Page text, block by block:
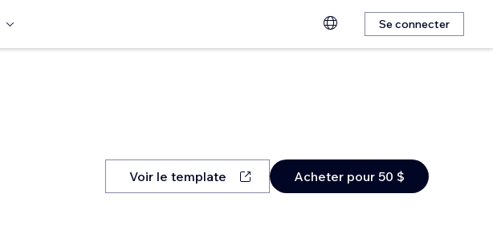
Se connecter
Voir le template Acheter pour 50 $